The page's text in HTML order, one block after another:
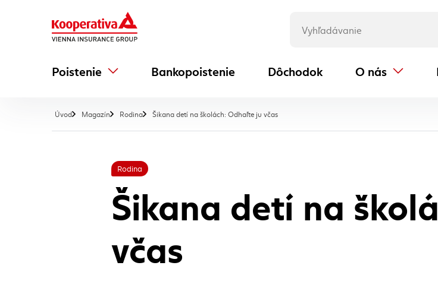
Poistenie Bankopoistenie Dôchodok
(externý odkaz) O nás
Úvod Magazín Rodina Šikana detí na školách: Odhaľte ju včas, aktuálna stránka
Rodina
Šikana detí na
včas